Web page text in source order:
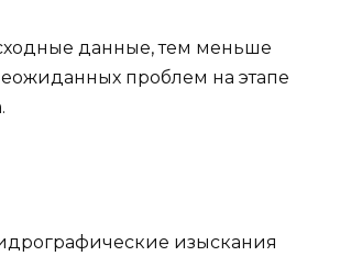
данные, тем меньше
проблем на этапе
изыскания